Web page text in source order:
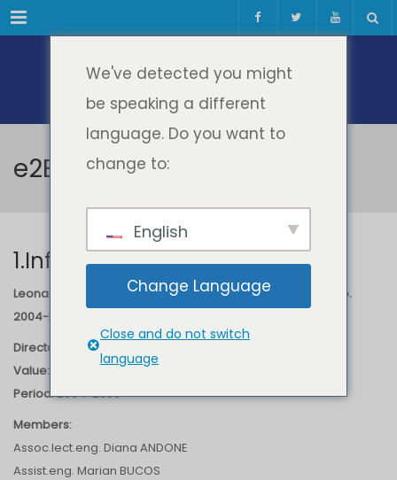
Meniul
e2Engineering
1.Information
Leonardo da Vinci II project: e2Engineering, Agreement
no.
2004-L-B-PP-170029/2004
Director:
Prof.dr.eng. Radu VASIU
Value: 23,153 EURO
Period:2004-2006
Members:
Assoc.lect.eng. Diana ANDONE
Assist.eng. Marian BUCOS
We've detected you might
be speaking a different
language. Do you want to
change to:
English
Change Language
Close and do not switch
language